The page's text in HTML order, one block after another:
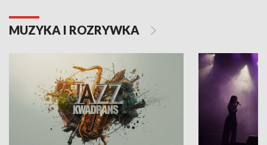
MUZYKA I ROZRYWKA